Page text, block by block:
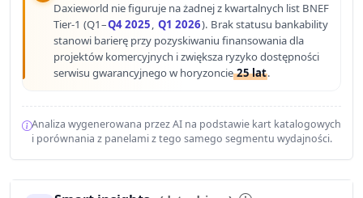
Daxieworld nie figuruje na żadnej z kwartalnych list BNEF
Tier-1 (Q1–Q4 2025, Q1 2026). Brak statusu bankability
stanowi barierę przy pozyskiwaniu finansowania dla
projektów komercyjnych i zwiększa ryzyko dostępności
serwisu gwarancyjnego w horyzoncie25 lat.
Analiza wygenerowana przez AI na podstawie kart katalogowych
i porównania z panelami z tego samego segmentu wydajności.